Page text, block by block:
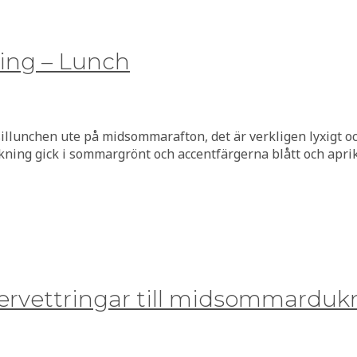
– Lunch
ute på midsommarafton, det är verkligen lyxigt
gick i sommargrönt och accentfärgerna blått och
till